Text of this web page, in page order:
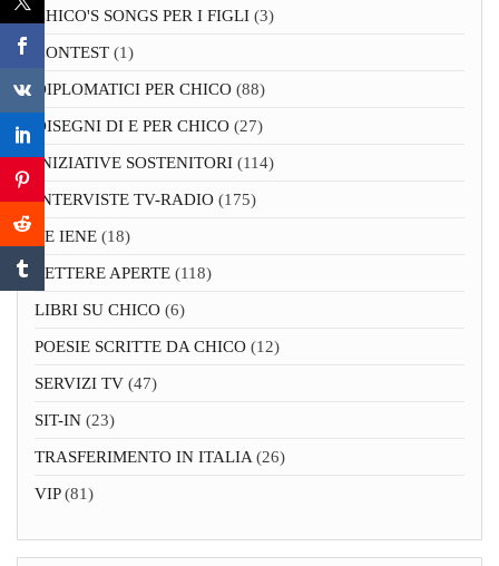
CHICO'S SONGS PER I FIGLI (3)
CONTEST (1)
DIPLOMATICI PER CHICO (88)
DISEGNI DI E PER CHICO (27)
INIZIATIVE SOSTENITORI (114)
INTERVISTE TV-RADIO (175)
LE IENE (18)
LETTERE APERTE (118)
LIBRI SU CHICO (6)
POESIE SCRITTE DA CHICO (12)
SERVIZI TV (47)
SIT-IN (23)
TRASFERIMENTO IN ITALIA(26)
VIP(81)